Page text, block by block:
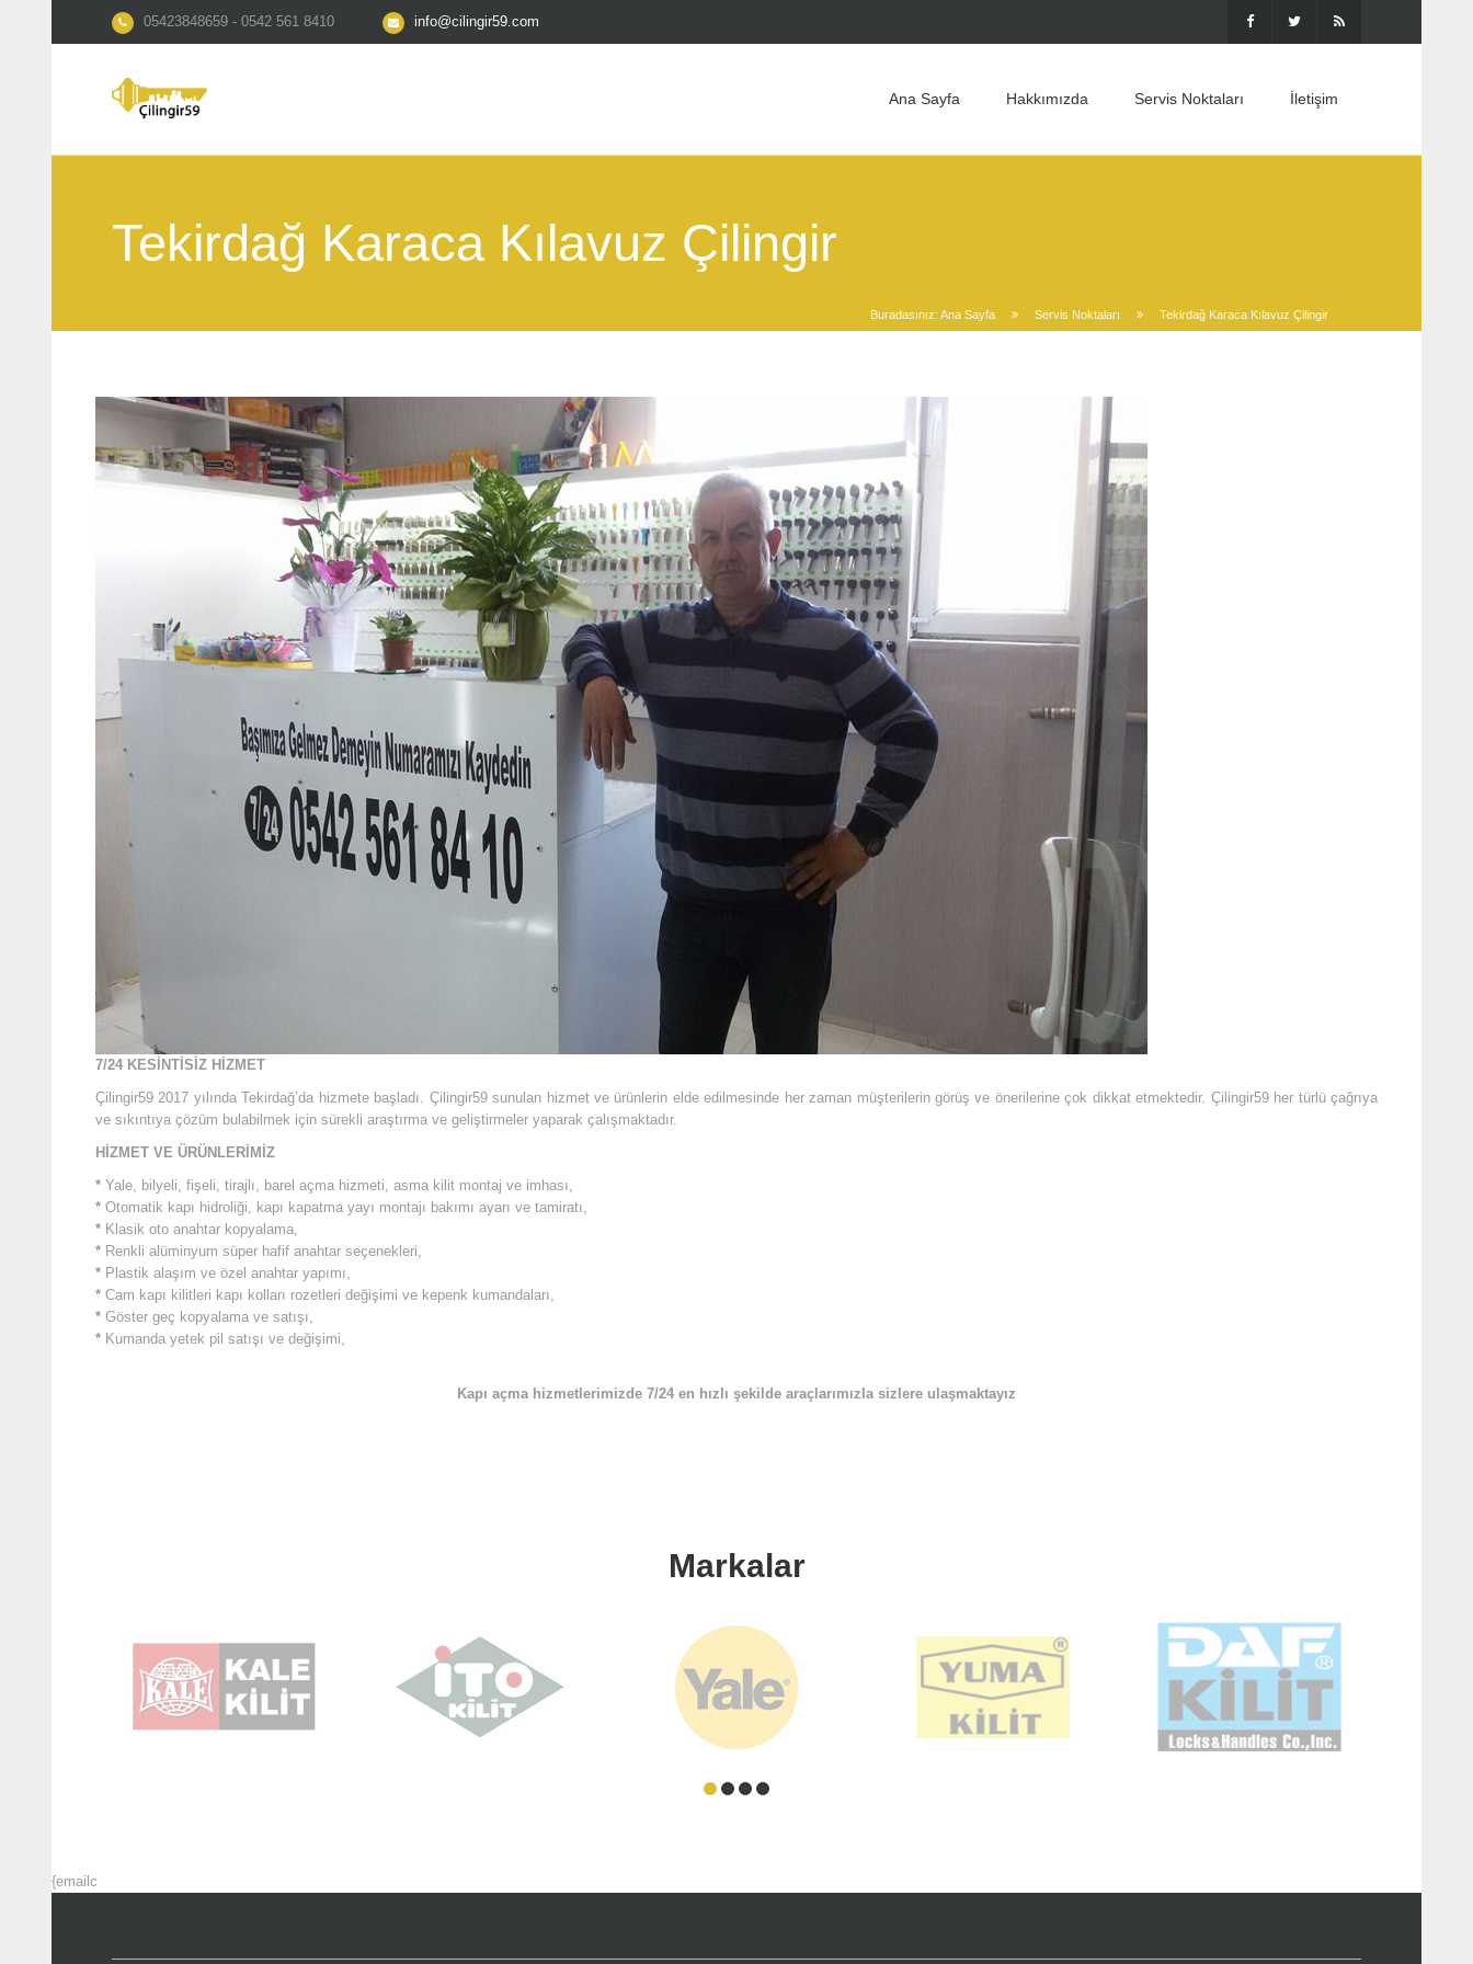
05423848659 - 0542 561 8410 info@cilingir59.com
Ana Sayfa Hakkımızda Servis Noktaları İletişim
Tekirdağ Karaca Kılavuz Çilingir
Buradasınız: Ana Sayfa Servis Noktaları Tekirdağ Karaca Kılavuz Çilingir
7/24 KESİNTİSİZ HİZMET
Çilingir59 2017 yılında Tekirdağ’da hizmete başladı. Çilingir59 sunulan hizmet ve ürünlerin elde edilmesinde her zaman müşterilerin görüş ve önerilerine çok dikkat etmektedir. Çilingir59 her türlü çağrıya
ve sıkıntıya çözüm bulabilmek için sürekli araştırma ve geliştirmeler yaparak çalışmaktadır.
HİZMET VE ÜRÜNLERİMİZ
* Yale, bilyeli, fişeli, tirajlı, barel açma hizmeti, asma kilit montaj ve imhası,
* Otomatik kapı hidroliği, kapı kapatma yayı montajı bakımı ayarı ve tamiratı,
* Klasik oto anahtar kopyalama,
* Renkli alüminyum süper hafif anahtar seçenekleri,
* Plastik alaşım ve özel anahtar yapımı,
* Cam kapı kilitleri kapı kolları rozetleri değişimi ve kepenk kumandaları,
* Göster geç kopyalama ve satışı,
* Kumanda yetek pil satışı ve değişimi,
Kapı açma hizmetlerimizde 7/24 en hızlı şekilde araçlarımızla sizlere ulaşmaktayız
Markalar
{emailc